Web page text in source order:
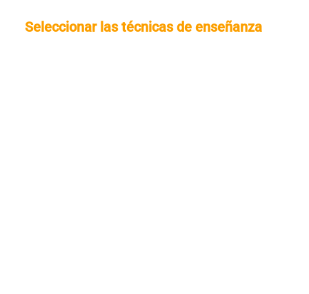
Seleccionar las técnicas de enseñanza